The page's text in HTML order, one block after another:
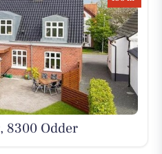
8300 Odder